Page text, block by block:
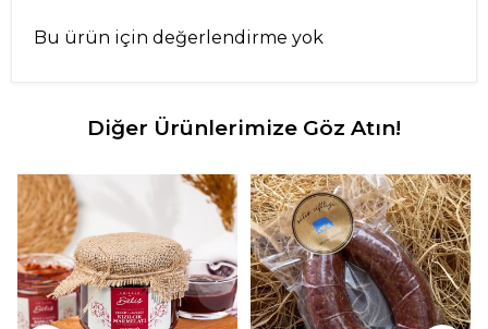
Bu ürün için değerlendirme yok
Diğer Ürünlerimize Göz Atın!